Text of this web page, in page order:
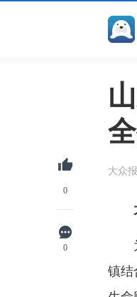
0
0
大众
为
镇结